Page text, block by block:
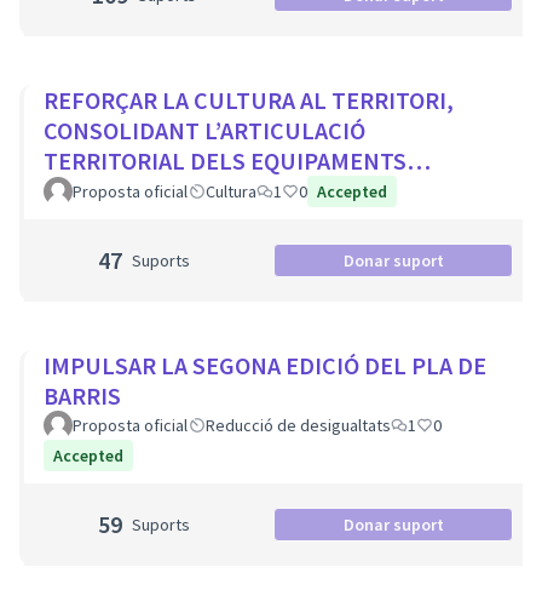
REFORÇAR LA CULTURA AL TERRITORI,
CONSOLIDANT L’ARTICULACIÓ
TERRITORIAL DELS EQUIPAMENTS
CULTURALS I ELS PROJECTES
Proposta oficial Cultura 1 0 Accepted
47 Suports Donar suport
IMPULSAR LA SEGONA EDICIÓ DEL PLA DE
BARRIS
Proposta oficial Reducció de desigualtats 1
0
Accepted
59 Suports Donar suport